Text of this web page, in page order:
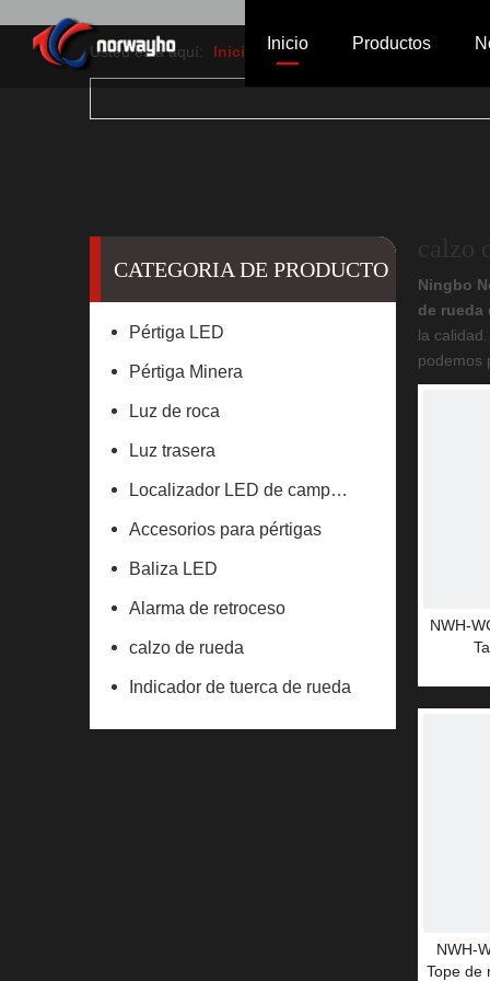
Inicio Productos
Usted está aquí: Inicio » Productos » calzo de
CATEGORIA DE PRODUCTO
Pértiga LED
Pértiga Minera
Luz de roca
Luz trasera
Localizador LED de campamento
Accesorios para pértigas
Baliza LED
Alarma de retroceso
calzo de rueda
Indicador de tuerca de rueda
Ningbo
de rueda
la
podemos
NWH-
NWH-
Tope de